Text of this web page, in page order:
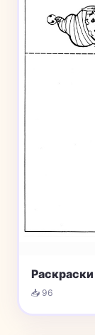
📥 96